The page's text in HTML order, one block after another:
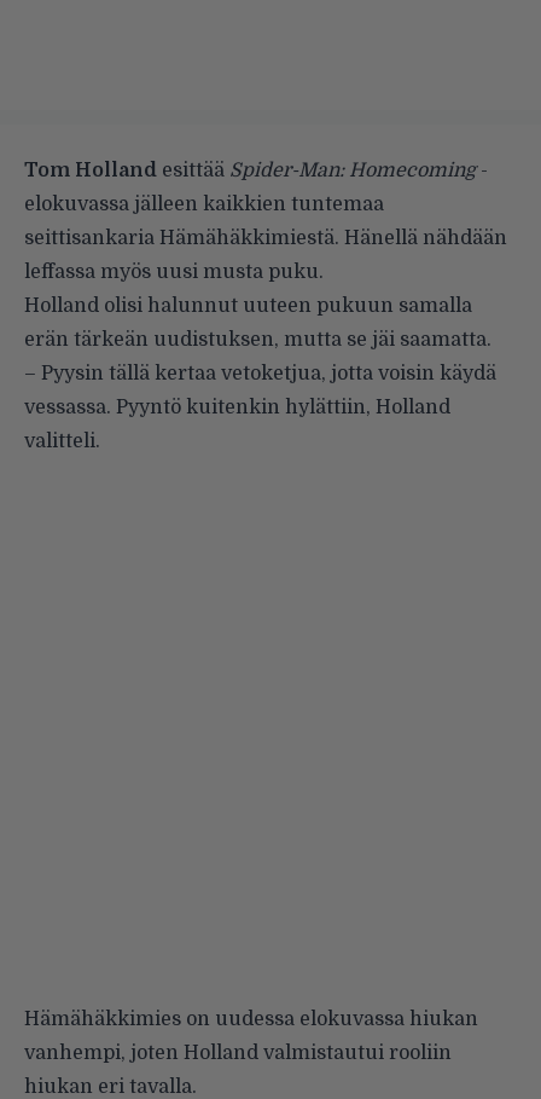
Tom Holland esittää Spider-Man: Homecoming-
elokuvassa jälleen kaikkien tuntemaa
seittisankaria Hämähäkkimiestä. Hänellä nähdään
leffassa myös uusi musta puku.
Holland olisi halunnut uuteen pukuun samalla
erän tärkeän uudistuksen, mutta se jäi saamatta.
– Pyysin tällä kertaa vetoketjua, jotta voisin käydä
vessassa. Pyyntö kuitenkin hylättiin, Holland
valitteli.
Hämähäkkimies on uudessa elokuvassa hiukan
vanhempi, joten Holland valmistautui rooliin
hiukan eri tavalla.